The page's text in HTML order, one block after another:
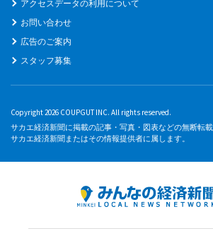
アクセスデータの利用について
お問い合わせ
広告のご案内
スタッフ募集
Copyright 2026 COUPGUT INC. All rights reserved.
サカエ経済新聞に掲載の記事・写真・図表などの無断転
サカエ経済新聞またはその情報提供者に属します。